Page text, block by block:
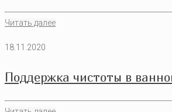
Читать далее
18.11.2020
Поддержка чистоты в